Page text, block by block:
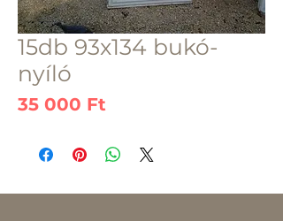
15db 93x134 bukó-
nyíló
35 000 Ft